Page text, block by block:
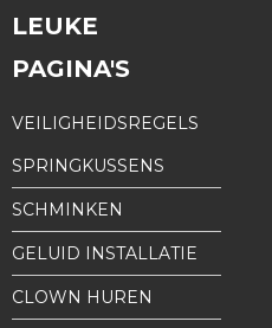
LEUKE
PAGINA'S
VEILIGHEIDSREGELS
SPRINGKUSSENS
SCHMINKEN
GELUID INSTALLATIE
CLOWN HUREN